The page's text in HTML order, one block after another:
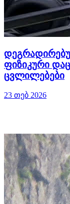
ფიზიკური
ცვლილებები
23 თებ 2026